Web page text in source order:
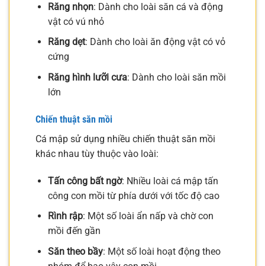
Răng nhọn: Dành cho loài săn cá và động
vật có vú nhỏ
Răng dẹt: Dành cho loài ăn động vật có vỏ
cứng
Răng hình lưỡi cưa: Dành cho loài săn mồi
lớn
Chiến thuật săn mồi
Cá mập sử dụng nhiều chiến thuật săn mồi
khác nhau tùy thuộc vào loài:
Tấn công bất ngờ: Nhiều loài cá mập tấn
công con mồi từ phía dưới với tốc độ cao
Rình rập: Một số loài ẩn nấp và chờ con
mồi đến gần
Săn theo bầy: Một số loài hoạt động theo